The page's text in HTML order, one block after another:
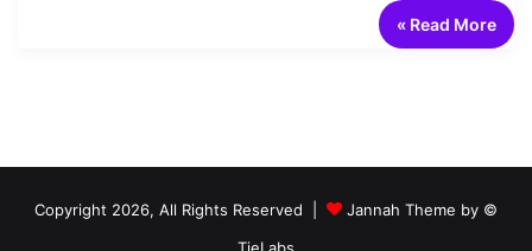
Read More »
© Copyright 2026, All Rights Reserved |
Jannah Theme by
TieLabs